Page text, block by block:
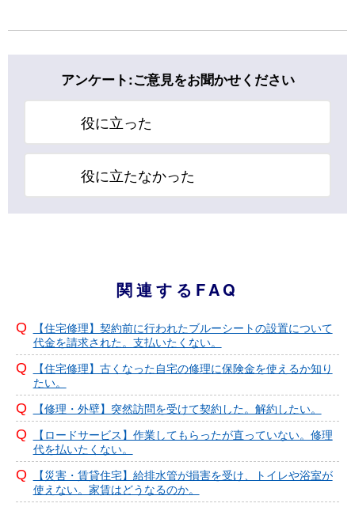
アンケート:ご意見をお聞かせください
役に立った
役に立たなかった
関連するFAQ
【住宅修理】契約前に行われたブルーシートの設置について
代金を請求された。支払いたくない。
【住宅修理】古くなった自宅の修理に保険金を使えるか知り
たい。
【修理・外壁】突然訪問を受けて契約した。解約したい。
【ロードサービス】作業してもらったが直っていない。修理
代を払いたくない。
【災害・賃貸住宅】給排水管が損害を受け、トイレや浴室が
使えない。家賃はどうなるのか。